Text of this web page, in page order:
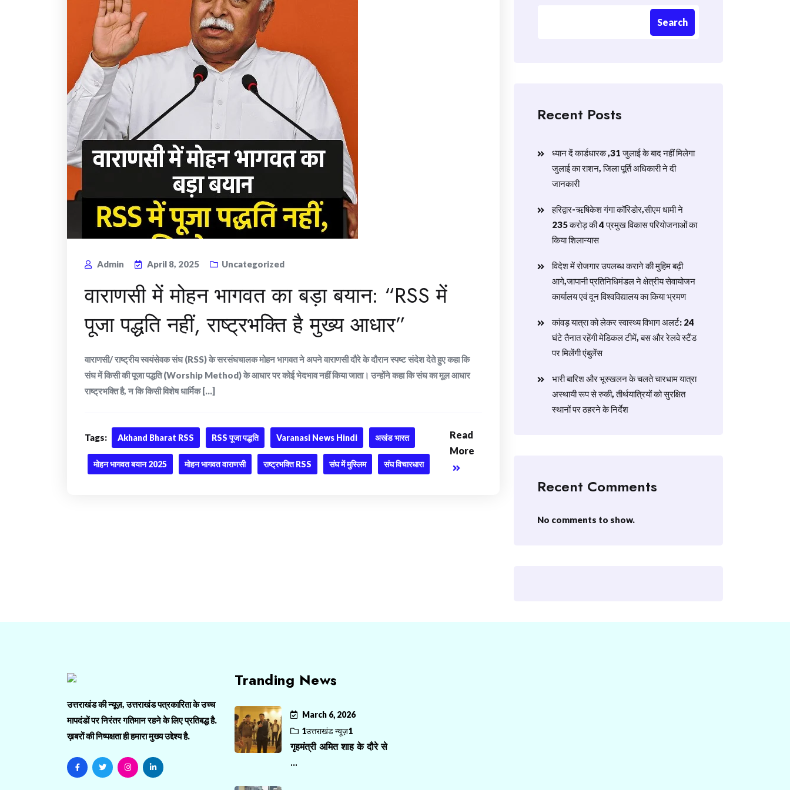
Admin April 8, 2025 Uncategorized
वाराणसी में मोहन भागवत का बड़ा बयान: “RSS में
पूजा पद्धति नहीं, राष्ट्रभक्ति है मुख्य आधार”
वाराणसी/ राष्ट्रीय स्वयंसेवक संघ (RSS) के सरसंघचालक मोहन भागवत ने अपने वाराणसी दौरे के दौरान स्पष्ट संदेश देते हुए कहा कि
संघ में किसी की पूजा पद्धति (Worship Method) के आधार पर कोई भेदभाव नहीं किया जाता। उन्होंने कहा कि संघ का मूल आधार
राष्ट्रभक्ति है, न कि किसी विशेष धार्मिक [...]
Tags: Akhand Bharat RSS RSS पूजा पद्धति Varanasi News Hindi अखंड भारत
मोहन भागवत बयान 2025 मोहन भागवत वाराणसी राष्ट्रभक्ति RSS संघ में मुस्लिम संघ विचारधारा
Read
More
Search
Recent Posts
ध्यान दें कार्डधारक ,31 जुलाई के बाद नहीं मिलेगा
जुलाई का राशन, जिला पूर्ति अधिकारी ने दी
जानकारी
हरिद्वार-ऋषिकेश गंगा कॉरिडोर,सीएम धामी ने
235 करोड़ की 4 प्रमुख विकास परियोजनाओं का
किया शिलान्यास
विदेश में रोजगार उपलब्ध कराने की मुहिम बढ़ी
आगे,जापानी प्रतिनिधिमंडल ने क्षेत्रीय सेवायोजन
कार्यालय एवं दून विश्वविद्यालय का किया भ्रमण
​कांवड़ यात्रा को लेकर स्वास्थ्य विभाग अलर्ट: 24
घंटे तैनात रहेंगी मेडिकल टीमें, बस और रेलवे स्टैंड
पर मिलेंगी एंबुलेंस
​भारी बारिश और भूस्खलन के चलते चारधाम यात्रा
अस्थायी रूप से रुकी, तीर्थयात्रियों को सुरक्षित
स्थानों पर ठहरने के निर्देश
Recent Comments
No comments to show.
उत्तराखंड की न्यूज़, उत्तराखंड पत्रकारिता के उच्च
मापदंडों पर निरंतर गतिमान रहने के लिए प्रतिबद्ध है.
ख़बरों की निष्पक्षता ही हमारा मुख्य उद्देश्य है.
Tranding News
March 6, 2026
1उत्तराखंड न्यूज़1
गृहमंत्री अमित शाह के दौरे से
...